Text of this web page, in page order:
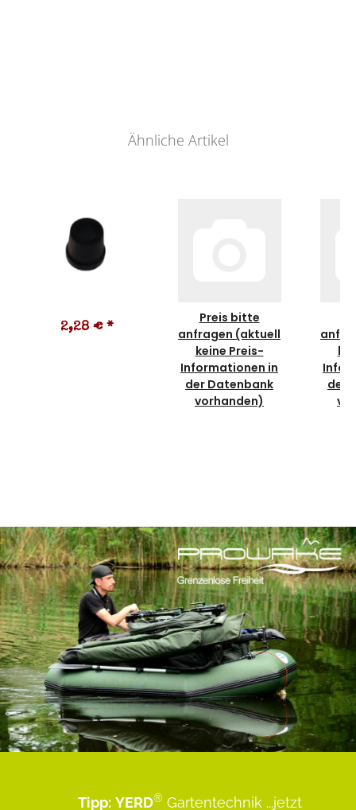
Ähnliche Artikel
2,28 € *
Preis bitte
anfragen (aktuell
keine Preis-
Informationen in
der Datenbank
vorhanden)
der
Tipp: YERD® Gartentechnik ...jetzt